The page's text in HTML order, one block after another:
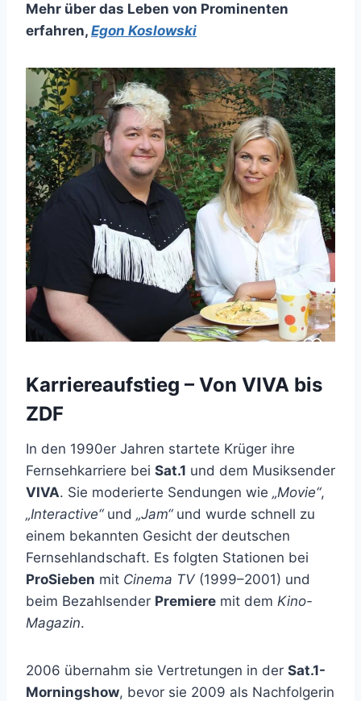
Mehr über das Leben von Prominenten
erfahren, Egon Koslowski
Karriereaufstieg – Von VIVA bis
ZDF
In den 1990er Jahren startete Krüger ihre
Fernsehkarriere bei Sat.1 und dem Musiksender
VIVA. Sie moderierte Sendungen wie „Movie“,
„Interactive“und „Jam“und wurde schnell zu
einem bekannten Gesicht der deutschen
Fernsehlandschaft. Es folgten Stationen bei
ProSieben mit Cinema TV (1999–2001) und
beim Bezahlsender Premiere mit dem Kino-
Magazin.
2006 übernahm sie Vertretungen in der Sat.1-
Morningshow, bevor sie 2009 als Nachfolgerin